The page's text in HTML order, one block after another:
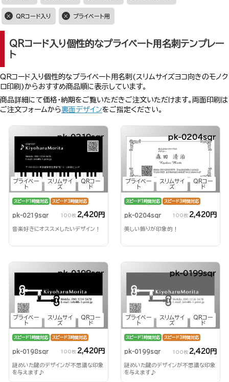
QRコード入り プライベート用
QRコード入り個性的なプライベート用名刺テンプレー
ト
QRコード入り個性的なプライベート用名刺(スリムサイズヨコ向きのモノク
ロ印刷)からおすすめ商品順に表示しています。
商品詳細にて価格・納期をご覧いただきご注文いただけます。両面印刷は
ご注文フォームから裏面デザインをご指定ください。
プライベー
ト
スリムサイ
ズ
QRコー
ド
pk-0219sqr
スピード1時間対応 スピード3時間対応
pk-0219sqr 100枚 2,420円
音楽好きにオススメしたいデザイン！
プライベー
ト
スリムサイ
ズ
QRコー
ド
pk-0204sqr
スピード1時間対応 スピード3時間対応
pk-0204sqr 100枚 2,420円
美しい飾りが印象的！
プライベー
ト
スリムサイ
ズ
QRコー
ド
pk-0198sqr
スピード1時間対応 スピード3時間対応
pk-0198sqr 100枚 2,420円
謎めいた鍵のデザインが不思議な印象
を与えます♪
プライベー
ト
スリムサイ
ズ
QRコー
ド
pk-0199sqr
スピード1時間対応 スピード3時間対応
pk-0199sqr 100枚 2,420円
謎めいた鍵のデザインが不思議な印象
を与えます♪